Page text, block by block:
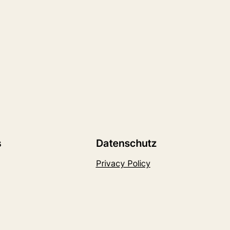
Datenschutz
Privacy Policy